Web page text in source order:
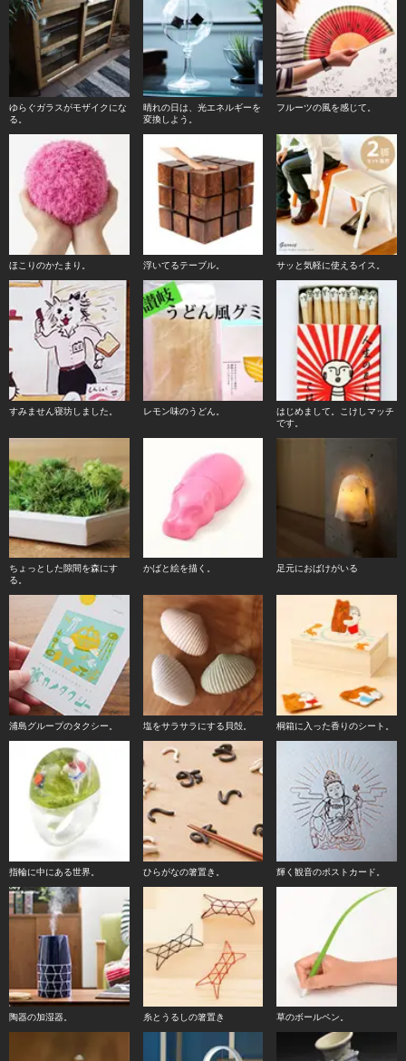
ゆらぐガラスがモザイクにな
る。
晴れの日は、光エネルギーを
変換しよう。
フルーツの風を感じて。
ほこりのかたまり。 浮いてるテーブル。 サッと気軽に使えるイス。
すみません寝坊しました。 レモン味のうどん。
はじめまして。こけしマッチ
です。
ちょっとした隙間を森にす
る。
かばと絵を描く。 足元におばけがいる
浦島グループのタクシー。 塩をサラサラにする貝殻。 桐箱に入った香りのシート。
指輪に中にある世界。 ひらがなの箸置き。 輝く観音のポストカード。
陶器の加湿器。 糸とうるしの箸置き 草のボールペン。